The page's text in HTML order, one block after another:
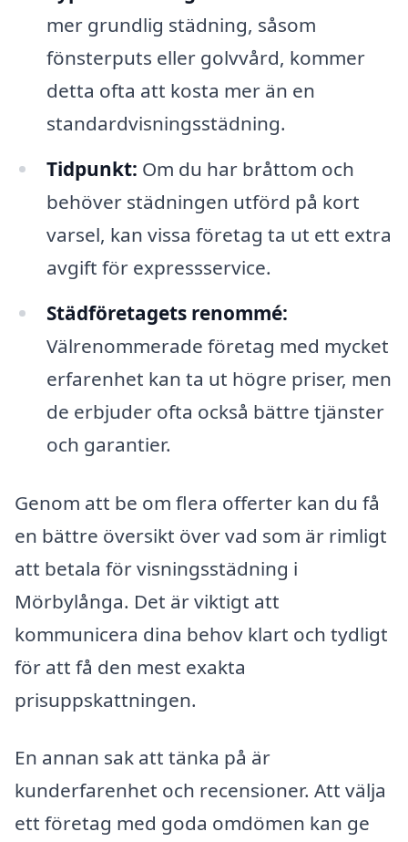
mer grundlig städning, såsom
fönsterputs eller golvvård, kommer
detta ofta att kosta mer än en
standardvisningsstädning.
Tidpunkt: Om du har bråttom och
behöver städningen utförd på kort
varsel, kan vissa företag ta ut ett extra
avgift för expressservice.
Städföretagets renommé:
Välrenommerade företag med mycket
erfarenhet kan ta ut högre priser, men
de erbjuder ofta också bättre tjänster
och garantier.
Genom att be om flera offerter kan du få
en bättre översikt över vad som är rimligt
att betala för visningsstädning i
Mörbylånga. Det är viktigt att
kommunicera dina behov klart och tydligt
för att få den mest exakta
prisuppskattningen.
En annan sak att tänka på är
kunderfarenhet och recensioner. Att välja
ett företag med goda omdömen kan ge